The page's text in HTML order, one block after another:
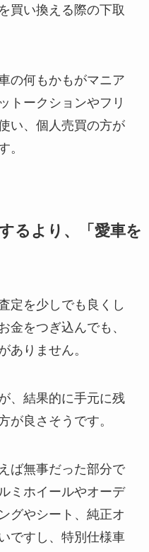
買い換える際の下取
の何もかもがマニア
トークションやフリ
い、個人売買の方が
。
るより、「愛車を
定を少しでも良くし
金をつぎ込んでも、
ありません。
、結果的に手元に残
が良さそうです。
ば無事だった部分で
ミホイールやオーデ
グやシート、純正オ
ですし、特別仕様車